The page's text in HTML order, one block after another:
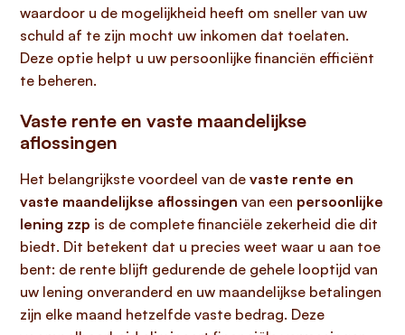
waardoor u de mogelijkheid heeft om sneller van uw
schuld af te zijn mocht uw inkomen dat toelaten.
Deze optie helpt u uw persoonlijke financiën efficiënt
te beheren.
Vaste rente en vaste maandelijkse
aflossingen
Het belangrijkste voordeel van de vaste rente en
vaste maandelijkse aflossingen van een persoonlijke
lening zzp is de complete financiële zekerheid die dit
biedt. Dit betekent dat u precies weet waar u aan toe
bent: de rente blijft gedurende de gehele looptijd van
uw lening onveranderd en uw maandelijkse betalingen
zijn elke maand hetzelfde vaste bedrag. Deze